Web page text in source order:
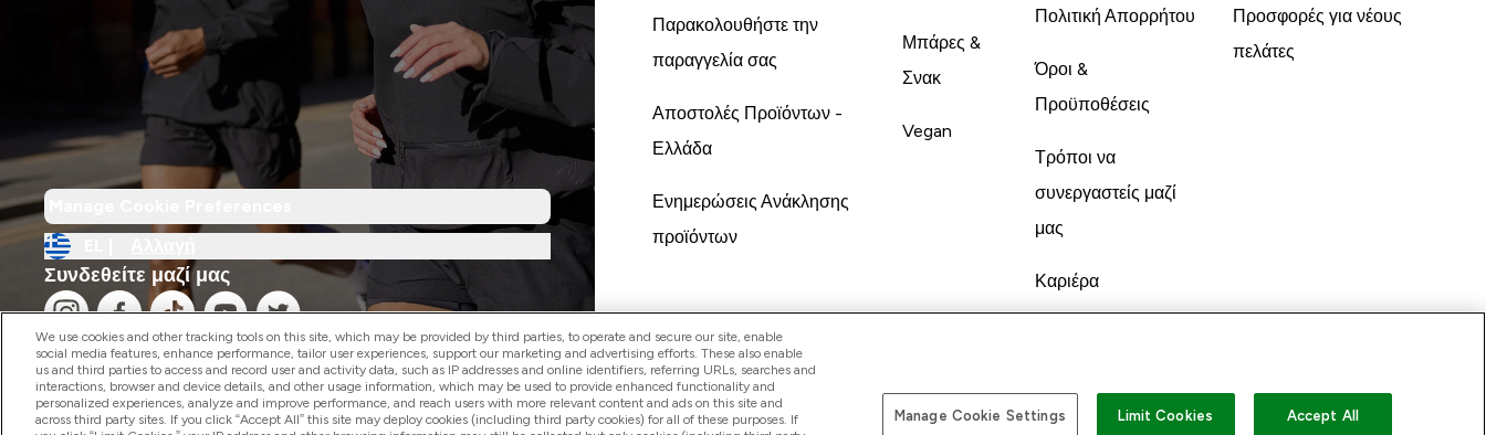
Συνδεθείτε μαζί μας
Παρακολουθήστε την
παραγγελία σας
Αποστολές Προϊόντων -
Ελλάδα
Ενημερώσεις Ανάκλησης
προϊόντων
Μπάρες &
Σνακ
Vegan
Πολιτική Απορρήτου
Όροι &
Προϋποθέσεις
Τρόποι να
συνεργαστείς μαζί
μας
Καριέρα
Προσφορές για νέους
πελάτες
2026 The Hut.com Ltd Pay with
We use cookies and other tracking tools on this site, which may be provided by third parties, to operate and secure our site, enable
social media features, enhance performance, tailor user experiences, support our marketing and advertising efforts. These also enable
us and third parties to access and record user and activity data, such as IP addresses and online identifiers, referring URLs, searches and
interactions, browser and device details, and other usage information, which may be used to provide enhanced functionality and
personalized experiences, analyze and improve performance, and reach users with more relevant content and ads on this site and
across third party sites. If you click “Accept All” this site may deploy cookies (including third party cookies) for all of these purposes. If
Manage Cookie Settings Limit Cookies Accept All